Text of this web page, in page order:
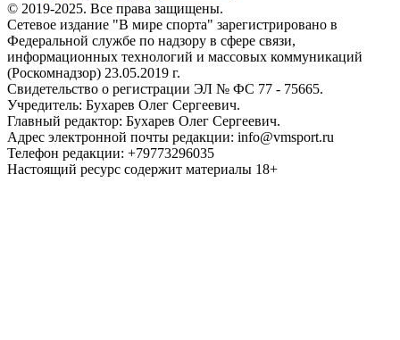
© 2019-2025. Все права защищены.
Сетевое издание "В мире спорта" зарегистрировано в
Федеральной службе по надзору в сфере связи,
информационных технологий и массовых коммуникаций
(Роскомнадзор) 23.05.2019 г.
Свидетельство о регистрации ЭЛ № ФС 77 - 75665.
Учредитель: Бухарев Олег Сергеевич.
Главный редактор: Бухарев Олег Сергеевич.
Адрес электронной почты редакции: info@vmsport.ru
Телефон редакции: +79773296035
Настоящий ресурс содержит материалы 18+